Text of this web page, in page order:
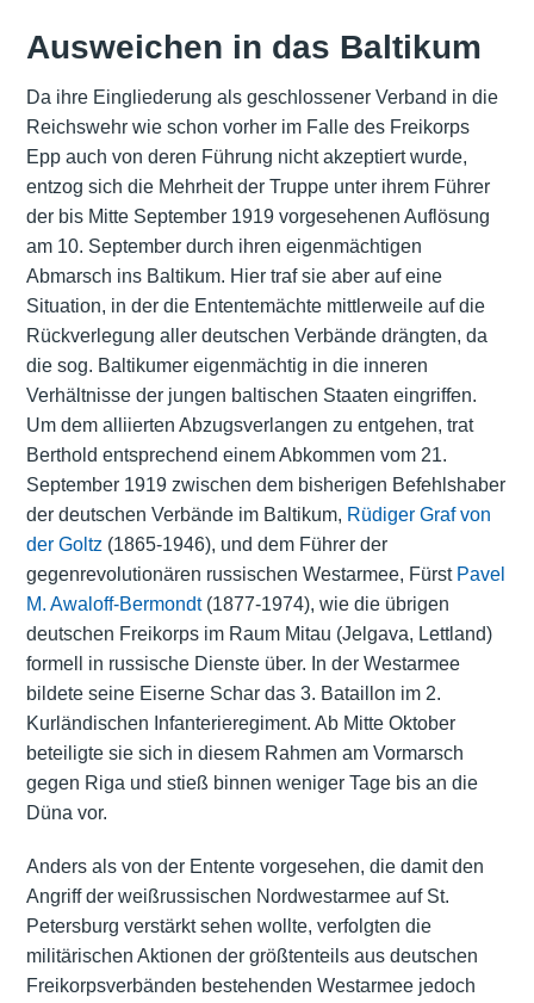
Ausweichen in das Baltikum
Da ihre Eingliederung als geschlossener Verband in die
Reichswehr wie schon vorher im Falle des Freikorps
Epp auch von deren Führung nicht akzeptiert wurde,
entzog sich die Mehrheit der Truppe unter ihrem Führer
der bis Mitte September 1919 vorgesehenen Auflösung
am 10. September durch ihren eigenmächtigen
Abmarsch ins Baltikum. Hier traf sie aber auf eine
Situation, in der die Ententemächte mittlerweile auf die
Rückverlegung aller deutschen Verbände drängten, da
die sog. Baltikumer eigenmächtig in die inneren
Verhältnisse der jungen baltischen Staaten eingriffen.
Um dem alliierten Abzugsverlangen zu entgehen, trat
Berthold entsprechend einem Abkommen vom 21.
September 1919 zwischen dem bisherigen Befehlshaber
der deutschen Verbände im Baltikum, Rüdiger Graf von
der Goltz (1865-1946), und dem Führer der
gegenrevolutionären russischen Westarmee, Fürst Pavel
M. Awaloff-Bermondt(1877-1974), wie die übrigen
deutschen Freikorps im Raum Mitau (Jelgava, Lettland)
formell in russische Dienste über. In der Westarmee
bildete seine Eiserne Schar das 3. Bataillon im 2.
Kurländischen Infanterieregiment. Ab Mitte Oktober
beteiligte sie sich in diesem Rahmen am Vormarsch
gegen Riga und stieß binnen weniger Tage bis an die
Düna vor.
Anders als von der Entente vorgesehen, die damit den
Angriff der weißrussischen Nordwestarmee auf St.
Petersburg verstärkt sehen wollte, verfolgten die
militärischen Aktionen der größtenteils aus deutschen
Freikorpsverbänden bestehenden Westarmee jedoch